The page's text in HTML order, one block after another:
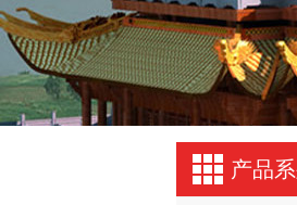
产品系